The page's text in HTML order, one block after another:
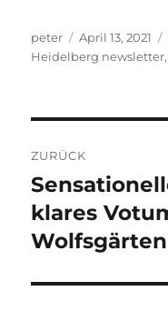
Autor
peter
Veröffentlicht
am
April 13, 2021
Heidelberg newsletter
ZURÜCK
Vorheriger
Beitrag:
klares